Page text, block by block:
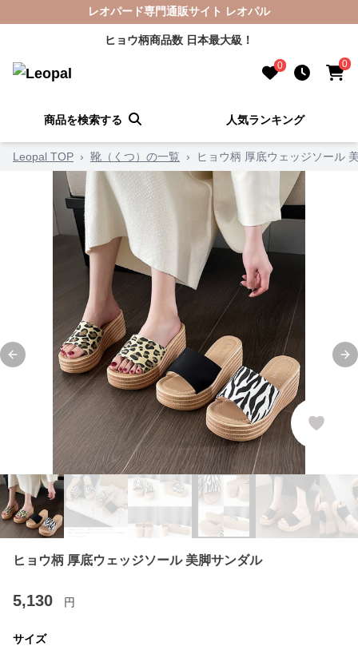
レオパード専門通販サイト レオパル
ヒョウ柄商品数 日本最大級！
0 0
商品を検索する 人気ランキング
Leopal TOP › 靴（くつ）の一覧 › ヒョウ柄 厚底ウェッジソール
Previous slide
ヒョウ柄 厚底ウェッジソール 美脚サンダル
5,130 円
サイズ